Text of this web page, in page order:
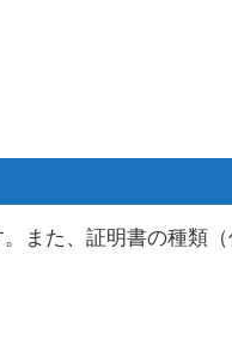
また、証明書の種類